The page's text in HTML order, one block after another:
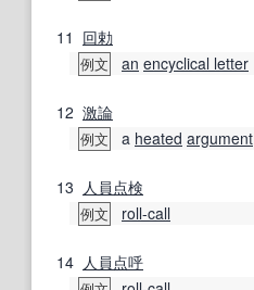
11 回勅
例文 an encyclical letter
12 激論
例文 a heated argument
13 人員 点検
例文 roll-call
14 人員点呼